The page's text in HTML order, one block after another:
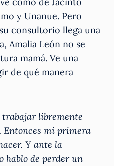
y Unanue. Pero
consultorio llega una
Amalia León no se
mamá. Ve una
de qué manera
trabajar libremente
Entonces mi primera
Y ante la
hablo de perder un